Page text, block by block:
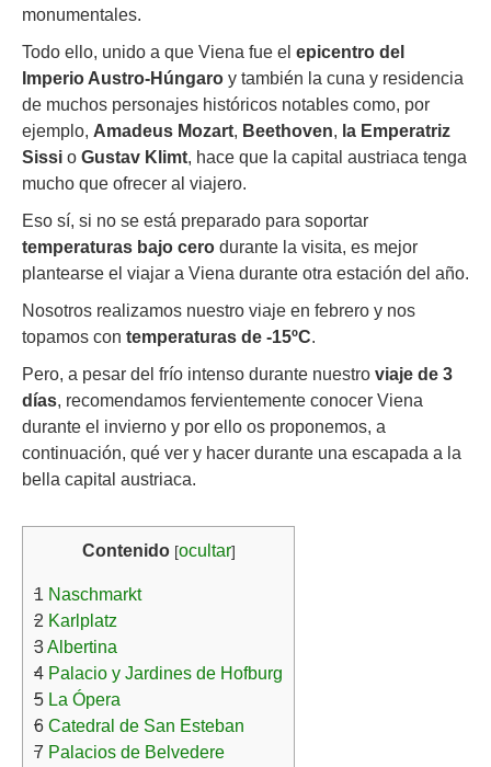
monumentales.
Todo ello, unido a que Viena fue el epicentro del
Imperio Austro-Húngaro y también la cuna y residencia
de muchos personajes históricos notables como, por
ejemplo, Amadeus Mozart, Beethoven, la Emperatriz
Sissi o Gustav Klimt, hace que la capital austriaca tenga
mucho que ofrecer al viajero.
Eso sí, si no se está preparado para soportar
temperaturas bajo cero durante la visita, es mejor
plantearse el viajar a Viena durante otra estación del año.
Nosotros realizamos nuestro viaje en febrero y nos
topamos con temperaturas de -15ºC.
Pero, a pesar del frío intenso durante nuestro viaje de 3
días, recomendamos fervientemente conocer Viena
durante el invierno y por ello os proponemos, a
continuación, qué ver y hacer durante una escapada a la
bella capital austriaca.
Contenido [ocultar]
1 Naschmarkt
2 Karlplatz
3Albertina
4 Palacio y Jardines de Hofburg
5 La Ópera
6 Catedral de San Esteban
7 Palacios de Belvedere